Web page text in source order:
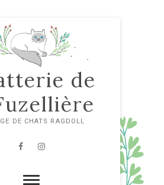
de
DE CHATS RAGDOLL
Facebook